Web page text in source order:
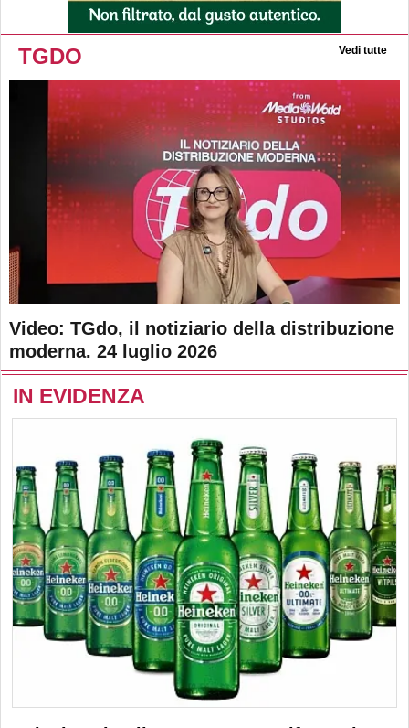
TGDO Vedi tutte
Video: TGdo, il notiziario della distribuzione
moderna. 24 luglio 2026
IN EVIDENZA